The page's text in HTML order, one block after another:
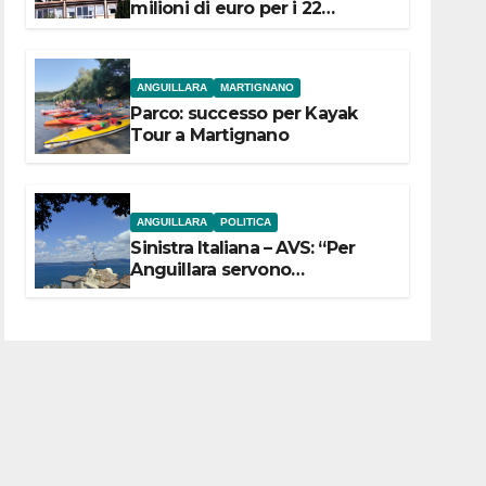
milioni di euro per i 22
ANGUILLARA MARTIGNANO
Parco: successo per Kayak
Tour a Martignano
ANGUILLARA POLITICA
Sinistra Italiana – AVS: “Per
Anguillara servono